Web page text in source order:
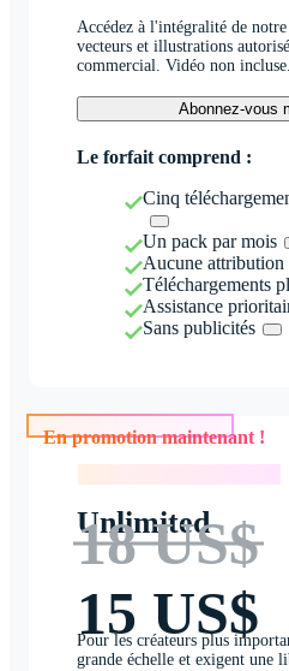
Accédez à l'intégralité de
vecteurs et illustrations
commercial. Vidéo non incluse.
Abonnez-vous
Le forfait comprend :
Cinq
Un pack par mois
Aucune attribution
Téléchargements
Assistance
Sans publicités
En promotion maintenant !
Unlimited
18 US$
15 US$
Pour les créateurs plus
grande échelle et exigent une